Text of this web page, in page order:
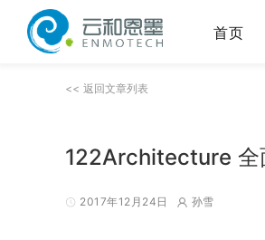
首页
<< 返回文章列表
122Architecture 全
2017年12月24日 孙雪